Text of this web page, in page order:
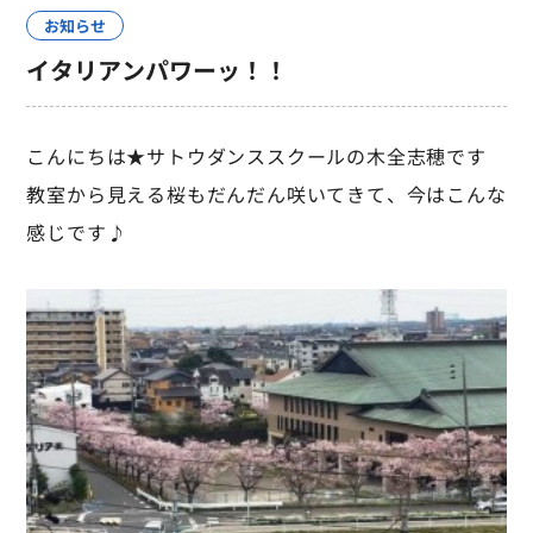
お知らせ
イタリアンパワーッ！！
こんにちは★サトウダンススクールの木全志穂です
教室から見える桜もだんだん咲いてきて、今はこんな
感じです♪